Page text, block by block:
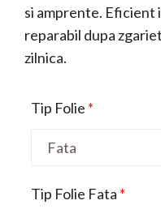
si amprente. Eficient
reparabil dupa
zilnica.
Tip Folie *
Tip Folie Fata *